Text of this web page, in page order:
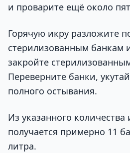
и проварите ещё около
Горячую икру разложите
стерилизованным банкам
закройте
Переверните банки,
полного остывания.
Из указанного количества
получается примерно 11
литра.